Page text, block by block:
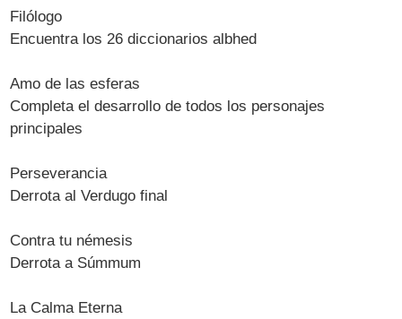
Filólogo
Encuentra los 26 diccionarios albhed
Amo de las esferas
Completa el desarrollo de todos los personajes
principales
Perseverancia
Derrota al Verdugo final
Contra tu némesis
Derrota a Súmmum
La Calma Eterna